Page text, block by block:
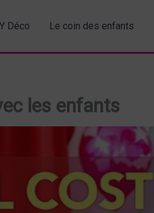
Déco Le coin des enfants
les enfants